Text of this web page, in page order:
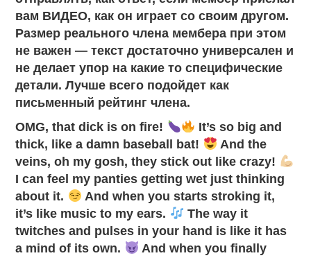
вам ВИДЕО, как он играет со своим другом.
Размер реального члена мембера при этом
не важен — текст достаточно универсален и
не делает упор на какие то специфические
детали. Лучше всего подойдет как
письменный рейтинг члена.
OMG, that dick is on fire!
It’s so big and
thick, like a damn baseball bat!
And the
veins, oh my gosh, they stick out like crazy!
I can feel my panties getting wet just thinking
about it.
And when you starts stroking it,
it’s like music to my ears.
The way it
twitches and pulses in your hand is like it has
a mind of its own.
And when you finally